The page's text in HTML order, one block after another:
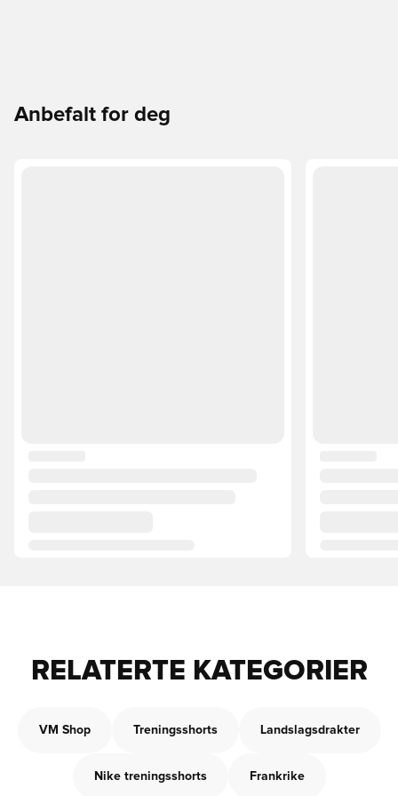
Anbefalt for deg
RELATERTE KATEGORIER
VM Shop Treningsshorts Landslagsdrakter
Nike treningsshorts Frankrike